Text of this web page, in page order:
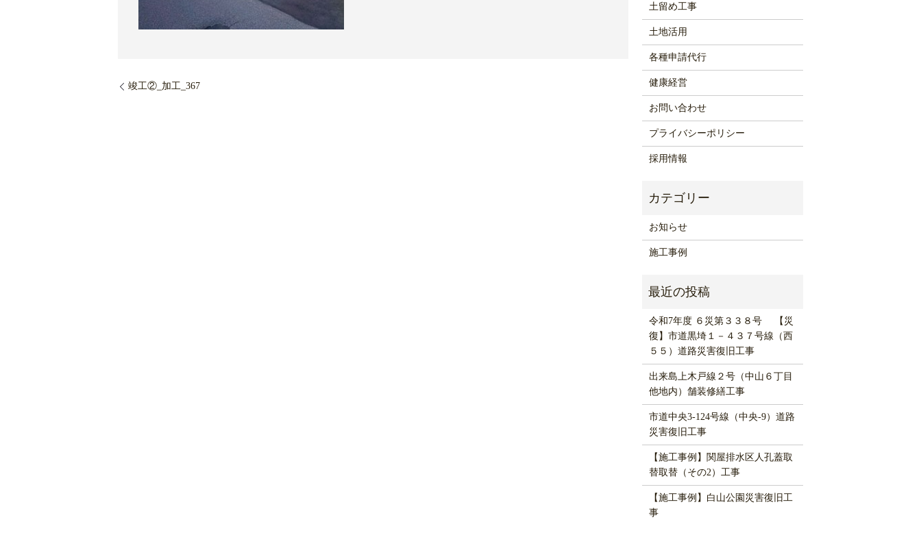
竣工②_加工_367
土留め工事
土地活用
各種申請代行
健康経営
お問い合わせ
プライバシーポリシー
採用情報
お知らせ
施工事例
令和7年度 ６災第３３８号 【災
復】市道黒埼１－４３７号線（西
５５）道路災害復旧工事
出来島上木戸線２号（中山６丁目
他地内）舗装修繕工事
市道中央3-124号線（中央-9）道路
災害復旧工事
【施工事例】関屋排水区人孔蓋取
替取替（その2）工事
【施工事例】白山公園災害復旧工
事